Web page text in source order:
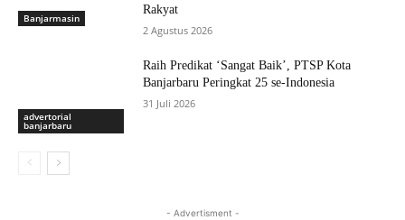
Banjarmasin
Rakyat
2 Agustus 2026
advertorial
banjarbaru
Raih Predikat ‘Sangat Baik’, PTSP Kota
Banjarbaru Peringkat 25 se-Indonesia
31 Juli 2026
- Advertisment -